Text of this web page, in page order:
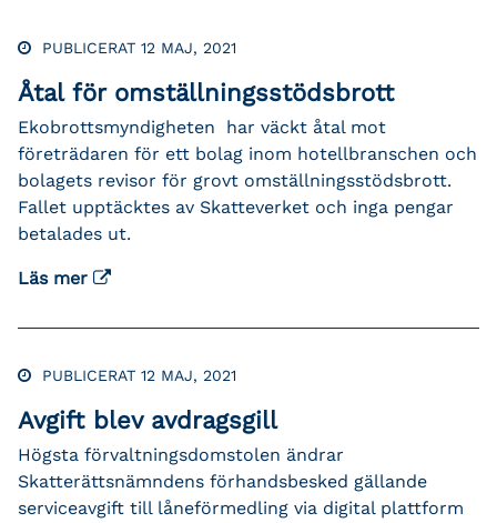
PUBLICERAT 12 MAJ, 2021
Åtal för omställningsstödsbrott
Ekobrottsmyndigheten har väckt åtal mot
företrädaren för ett bolag inom hotellbranschen och
bolagets revisor för grovt omställningsstödsbrott.
Fallet upptäcktes av Skatteverket och inga pengar
betalades ut.
Läs mer
PUBLICERAT 12 MAJ, 2021
Avgift blev avdragsgill
Högsta förvaltningsdomstolen ändrar
Skatterättsnämndens förhandsbesked gällande
serviceavgift till låneförmedling via digital plattform